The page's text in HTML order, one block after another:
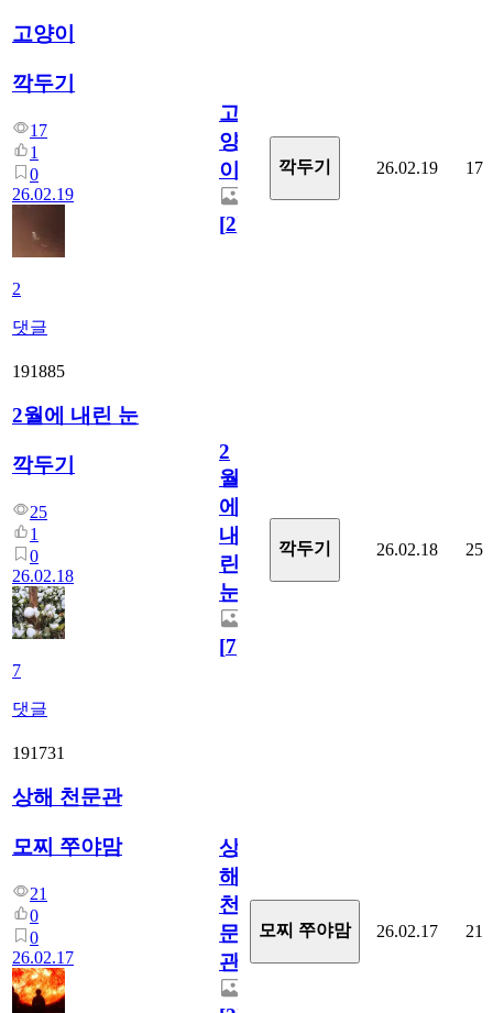
고양이
깍두기
17
1
0
26.02.19
2
댓글
고
양
이
[2]
깍두기 26.02.19 17
191885
2월에 내린 눈
깍두기
25
1
0
26.02.18
7
댓글
2
월
에
내
린
눈
[7]
깍두기 26.02.18 25
191731
상해 천문관
모찌 쭈야맘
21
0
0
26.02.17
상
해
천
문
관
모찌 쭈야맘 26.02.17 21